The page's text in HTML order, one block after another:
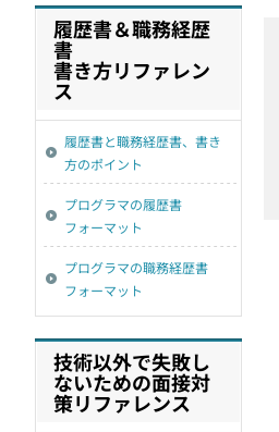
履歴書＆職務経歴
書
書き方リファレン
ス
履歴書と職務経歴書、書き
方のポイント
プログラマの履歴書
フォーマット
プログラマの職務経歴書
フォーマット
技術以外で失敗し
ないための面接対
策リファレンス